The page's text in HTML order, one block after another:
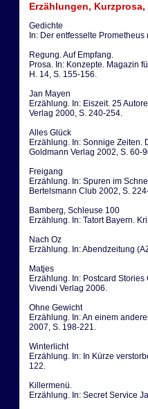
Erzählungen, Kurzprosa,
Gedichte
In: Der entfesselte
Regung. Auf Empfang.
Prosa. In: Konzepte. Magazin
H. 14, S. 155-156.
Jan Mayen
Erzählung. In: Eiszeit. 25
Verlag 2000, S. 240-254.
Alles Glück
Erzählung. In: Sonnige Zeiten.
Goldmann Verlag 2002, S. 60-
Freigang
Erzählung. In: Spuren im
Bertelsmann Club 2002, S.
Bamberg, Schleuse 100
Erzählung. In: Tatort Bayern.
Nach Oz
Erzählung. In: Abendzeitung
Matjes
Erzählung. In: Postcard
Vivendi Verlag 2006.
Ohne Gewicht
Erzählung. In: An einem
2007, S. 198-221.
Winterlicht
Erzählung. In: In Kürze
122.
Killermenü.
Erzählung. In: Secret Service